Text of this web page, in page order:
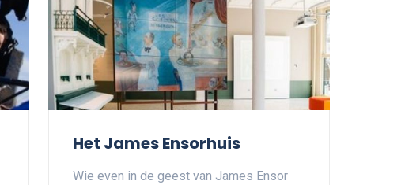
Het James Ensorhuis
Wie even in de geest van James Ensor